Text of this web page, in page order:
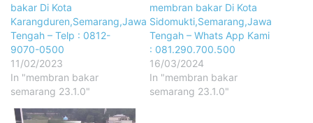
bakar Di Kota
Karangduren,Semarang,Jawa
Tengah – Telp : 0812-
9070-0500
11/02/2023
In "membran bakar
semarang 23.1.0"
membran bakar Di Kota
Sidomukti,Semarang,Jawa
Tengah – Whats App Kami
: 081.290.700.500
16/03/2024
In "membran bakar
semarang 23.1.0"